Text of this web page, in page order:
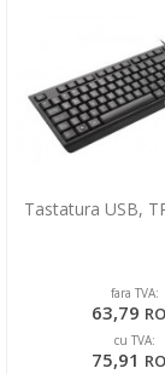
Tastatura USB,
fara TVA:
63,79
cu TVA:
75,91